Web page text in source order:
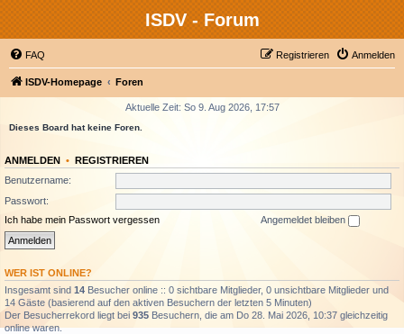
ISDV - Forum
FAQ Anmelden
Registrieren
ISDV-Homepage Foren
Aktuelle Zeit: So 9. Aug 2026, 17:57
Dieses Board hat keine Foren.
ANMELDEN • REGISTRIEREN
Benutzername:
Passwort:
Ich habe mein Passwort vergessen
Angemeldet bleiben
WER IST ONLINE?
Insgesamt sind 14 Besucher online :: 0 sichtbare Mitglieder, 0 unsichtbare Mitglieder und
14 Gäste (basierend auf den aktiven Besuchern der letzten 5 Minuten)
Der Besucherrekord liegt bei 935 Besuchern, die am Do 28. Mai 2026, 10:37 gleichzeitig
online waren.